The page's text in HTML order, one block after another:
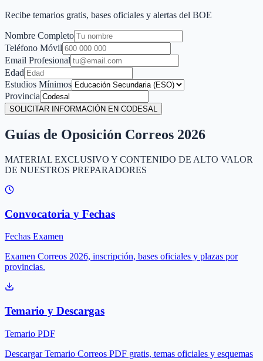
Recibe temarios gratis, bases oficiales y alertas del BOE
Nombre Completo
Teléfono Móvil
Email Profesional
Edad
Estudios Mínimos
Provincia
SOLICITAR INFORMACIÓN EN CODESAL
Guías de Oposición Correos 2026
MATERIAL EXCLUSIVO Y CONTENIDO DE ALTO VALOR
DE NUESTROS PREPARADORES
Convocatoria y Fechas
Fechas Examen
Examen Correos 2026, inscripción, bases oficiales y plazas por
provincias.
Temario y Descargas
Temario PDF
Descargar Temario Correos PDF gratis, temas oficiales y esquemas